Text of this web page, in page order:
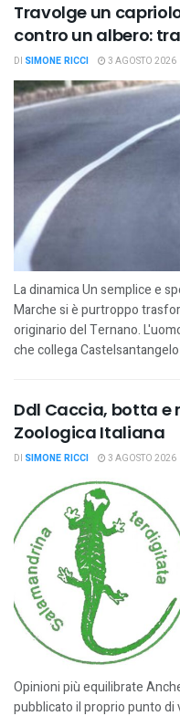
Travolge un
contro un albero:
DI SIMONE RICCI 3 AGOSTO 2026
La dinamica Un semplice e
Marche si è purtroppo
originario del Ternano.
che collega Castelsantangelo
Ddl Caccia, botta e
Zoologica Italiana
DI SIMONE RICCI 3 AGOSTO 2026
Opinioni più equilibrate
pubblicato il proprio punto di